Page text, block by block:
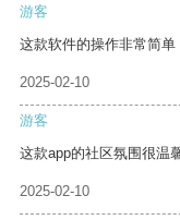
游客
这款软件的操作非常简单
2025-02-10
游客
这款app的社区氛围很温
2025-02-10